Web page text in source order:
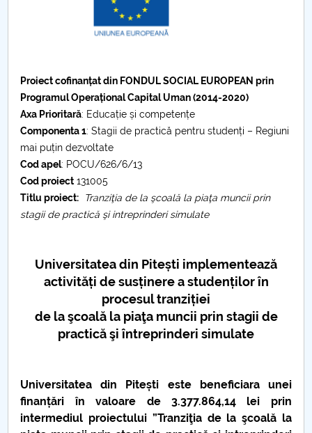
Consiliul de Administratie
Admitere
Români de pretutindeni - ADMITERE
Senat
Facultăți
Studenți
Relații Publice
Relații Internaționale
Proiect PRIM STUD
Proiect SU-ETIC
Proiect cofinanțat din FONDUL SOCIAL EUROPEAN prin
Programul Operațional Capital Uman (2014-2020)
Axa Prioritară: Educație și competențe
Componenta 1: Stagii de practică pentru studenți – Regiuni
mai puțin dezvoltate
Cod apel: POCU/626/6/13
Cod proiect 131005
Titlu proiect:
Tranziţia de la şcoală la piaţa muncii prin
stagii de practică şi intreprinderi simulate
Universitatea din Pitești implementează
activități de susținere a studenților în
procesul tranziției
de la şcoală la piaţa muncii prin stagii de
practică şi întreprinderi simulate
Universitatea din Pitești este beneficiara unei
finanțări în valoare de 3.377.864,14 lei prin
intermediul proiectului ”Tranziţia de la şcoală la